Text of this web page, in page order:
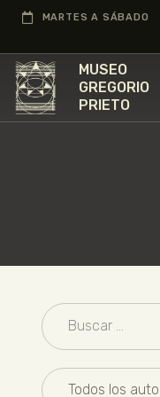
MARTES A SÁBADO
MUSEO
GREGORIO
PRIETO